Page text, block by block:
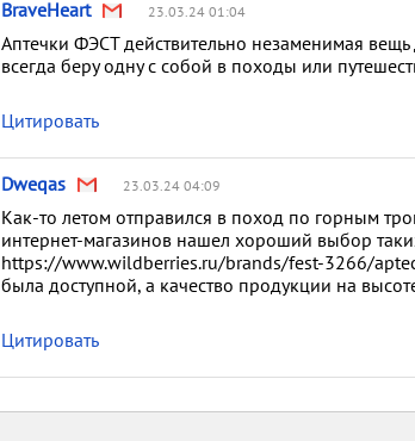
BraveHeart 23.03.24 01:04
Аптечки ФЭСТ действительно незаменимая
всегда беру одну с собой в походы или
Цитировать
Dweqas 23.03.24 04:09
Как-то летом отправился в поход по горным
интернет-магазинов нашел хороший выбор
https://www.wildberries.ru/brands/fest-3266/
была доступной, а качество продукции на
Цитировать